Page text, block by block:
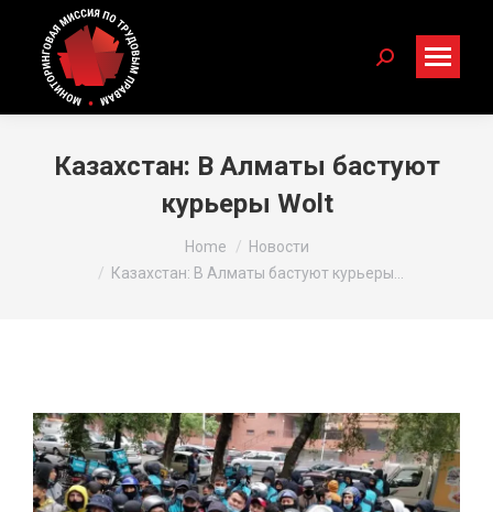
Search:
Казахстан: В Алматы бастуют
курьеры Wolt
Home
Новости
Казахстан: В Алматы бастуют курьеры…